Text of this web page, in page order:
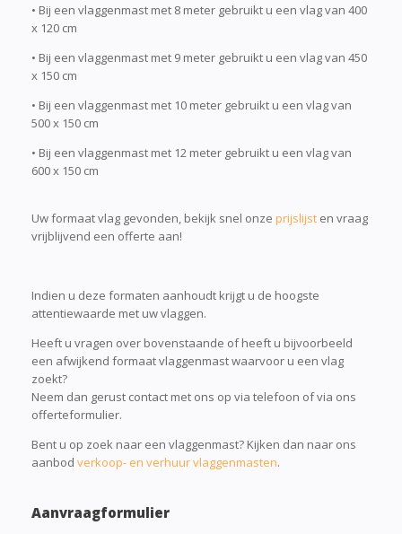
• Bij een vlaggenmast met 8 meter gebruikt u een vlag van 400
x 120 cm
• Bij een vlaggenmast met 9 meter gebruikt u een vlag van 450
x 150 cm
• Bij een vlaggenmast met 10 meter gebruikt u een vlag van
500 x 150 cm
• Bij een vlaggenmast met 12 meter gebruikt u een vlag van
600 x 150 cm
Uw formaat vlag gevonden, bekijk snel onze prijslijst en vraag
vrijblijvend een offerte aan!
Indien u deze formaten aanhoudt krijgt u de hoogste
attentiewaarde met uw vlaggen.
Heeft u vragen over bovenstaande of heeft u bijvoorbeeld
een afwijkend formaat vlaggenmast waarvoor u een vlag
zoekt?
Neem dan gerust contact met ons op via telefoon of via ons
offerteformulier.
Bent u op zoek naar een vlaggenmast? Kijken dan naar ons
aanbod verkoop- en verhuur vlaggenmasten.
Aanvraagformulier